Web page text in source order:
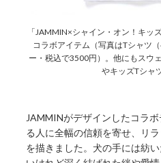
「JAMMIN×シャイン・オン！キ
コラボアイテム（写真はTシャツ
ー・税込で3500円）。他にもスウ
やキッズTシャ
JAMMINがデザインしたコラ
る人に全幅の信頼を寄せ、リ
を描きました。犬の手には紡